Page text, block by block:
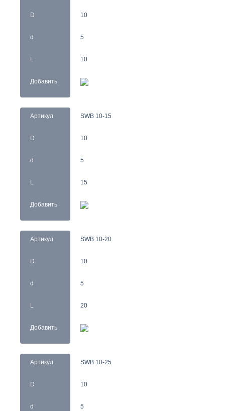
D
d
L
Добавить
10
5
10
Артикул
D
d
L
Добавить
SWB 10-15
10
5
15
Артикул
D
d
L
Добавить
SWB 10-20
10
5
20
Артикул
D
d
SWB 10-25
10
5